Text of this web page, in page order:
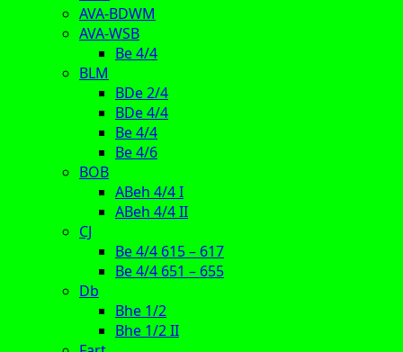
AVA-BDWM
AVA-WSB
Be 4/4
BLM
BDe 2/4
BDe 4/4
Be 4/4
Be 4/6
BOB
ABeh 4/4 I
ABeh 4/4 II
CJ
Be 4/4 615 – 617
Be 4/4 651 – 655
Db
Bhe 1/2
Bhe 1/2 II